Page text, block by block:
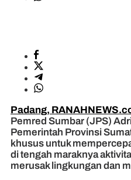
Padang,
Pemred Sumbar (JPS)
Pemerintah Provinsi
khusus untuk
di tengah maraknya
merusak lingkungan dan